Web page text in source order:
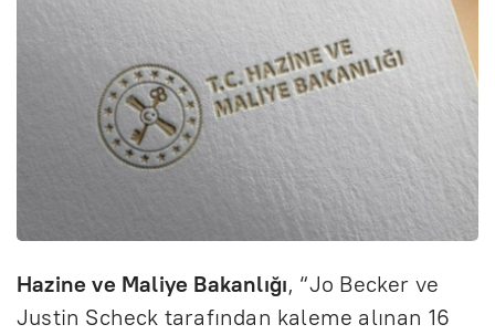
Hazine ve Maliye Bakanlığı, “Jo Becker ve
Justin Scheck tarafından kaleme alınan 16